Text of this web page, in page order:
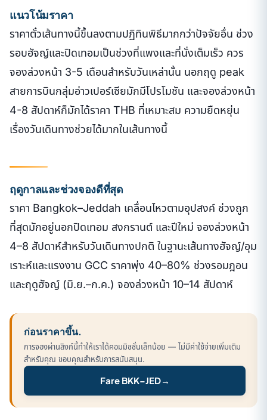
แนวโน้มราคา
ราคาตั๋วเส้นทางนี้ขึ้นลงตามปฏิทินพิธีมากกว่าปัจจัยอื่น ช่วง
รอบฮัจญ์และปิดเทอมเป็นช่วงที่แพงและที่นั่งเต็มเร็ว ควร
จองล่วงหน้า 3-5 เดือนสำหรับวันเหล่านั้น นอกฤดู peak
สายการบินกลุ่มอ่าวเปอร์เซียมักมีโปรโมชัน และจองล่วงหน้า
4-8 สัปดาห์ก็มักได้ราคา THB ที่เหมาะสม ความยืดหยุ่น
เรื่องวันเดินทางช่วยได้มากในเส้นทางนี้
ฤดูกาลและช่วงจองดีที่สุด
ราคา Bangkok–Jeddah เคลื่อนไหวตามอุปสงค์ ช่วงถูก
ที่สุดมักอยู่นอกปิดเทอม สงกรานต์ และปีใหม่ จองล่วงหน้า
4–8 สัปดาห์สำหรับวันเดินทางปกติ ในฐานะเส้นทางฮัจญ์/อุม
เราะห์และแรงงาน GCC ราคาพุ่ง 40–80% ช่วงรอมฎอน
และฤดูฮัจญ์ (มิ.ย.–ก.ค.) จองล่วงหน้า 10–14 สัปดาห์
ก่อนราคาขึ้น.
การจองผ่านลิงก์นี้ทำให้เราได้คอมมิชชั่นเล็กน้อย — ไม่มีค่าใช้จ่ายเพิ่มเติม
สำหรับคุณ ขอบคุณสำหรับการสนับสนุน.
Fare BKK–JED→